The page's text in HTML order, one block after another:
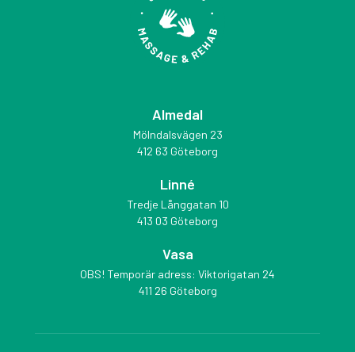
Almedal
Mölndalsvägen 23
412 63 Göteborg
Linné
Tredje Långgatan 10
413 03 Göteborg
Vasa
OBS! Temporär adress: Viktorigatan 24
411 26 Göteborg